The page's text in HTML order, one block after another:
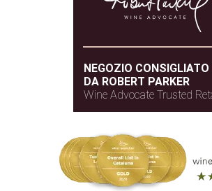
NEGOZIO CONSIGLIATO
DA ROBERT PARKER
Wine Advocate Trusted